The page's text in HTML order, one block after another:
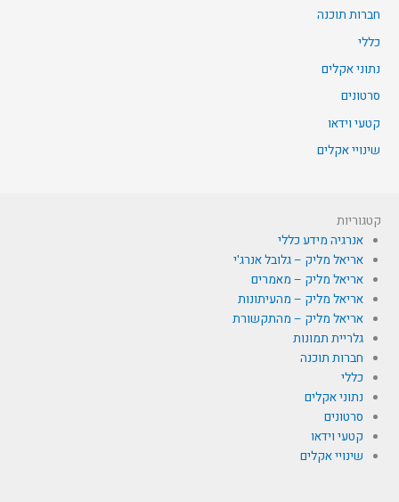
חברות תוכנה
כללי
נתוני אקלים
סרטונים
קטעי וידאו
שינויי אקלים
קטגוריות
אנרגיה מידע כללי
אריאל מליק – גלובל אנרג'י
אריאל מליק – מאמרים
אריאל מליק – מהעיתונות
אריאל מליק – מהתקשורת
גלריית תמונות
חברות תוכנה
כללי
נתוני אקלים
סרטונים
קטעי וידאו
שינויי אקלים